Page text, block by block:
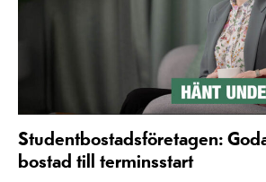
Studentbostadsföretagen:
bostad till terminsstart